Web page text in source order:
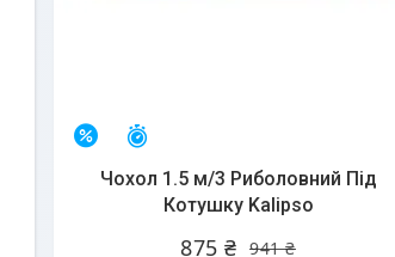
–7%
Чохол 1.5 м/3 Риболовний Під
Котушку Kalipso
941 ₴
875 ₴